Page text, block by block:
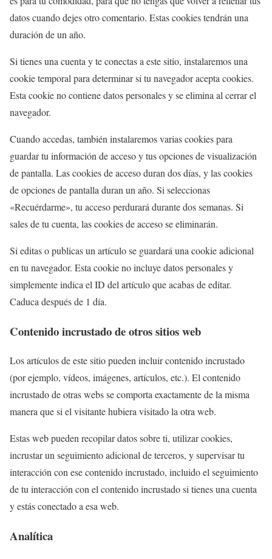
datos cuando dejes otro comentario. Estas cookies tendrán una
duración de un año.
Si tienes una cuenta y te conectas a este sitio, instalaremos una
cookie temporal para determinar si tu navegador acepta cookies.
Esta cookie no contiene datos personales y se elimina al cerrar el
navegador.
Cuando accedas, también instalaremos varias cookies para
guardar tu información de acceso y tus opciones de visualización
de pantalla. Las cookies de acceso duran dos días, y las cookies
de opciones de pantalla duran un año. Si seleccionas
«Recuérdarme», tu acceso perdurará durante dos semanas. Si
sales de tu cuenta, las cookies de acceso se eliminarán.
Si editas o publicas un artículo se guardará una cookie adicional
en tu navegador. Esta cookie no incluye datos personales y
simplemente indica el ID del artículo que acabas de editar.
Caduca después de 1 día.
Contenido incrustado de otros sitios web
Los artículos de este sitio pueden incluir contenido incrustado
(por ejemplo, vídeos, imágenes, artículos, etc.). El contenido
incrustado de otras webs se comporta exactamente de la misma
manera que si el visitante hubiera visitado la otra web.
Estas web pueden recopilar datos sobre ti, utilizar cookies,
incrustar un seguimiento adicional de terceros, y supervisar tu
interacción con ese contenido incrustado, incluido el seguimiento
de tu interacción con el contenido incrustado si tienes una cuenta
y estás conectado a esa web.
Analítica